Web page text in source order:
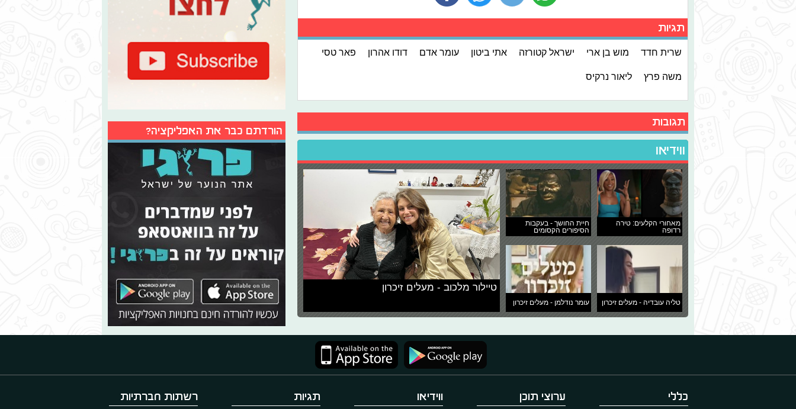
תגיות
שרית חדד מוש בן ארי ישראל קטורזה אתי ביטון עומר אדם דודו אהרון פאר טסי
משה פרץ ליאור נרקיס
תגובות
ווידיאו
מאחורי הקלעים: טירה
רדופה
חיית החושך - בעקבות
הסיפורים הקסומים
טליה עובדיה - מעלים זיכרון עומר נודלמן - מעלים זיכרון
טיילור מלכוב - מעלים זיכרון
הורדתם כבר את האפליקציה?
כללי ערוצי תוכן ווידיאו תגיות רשתות חברתיות